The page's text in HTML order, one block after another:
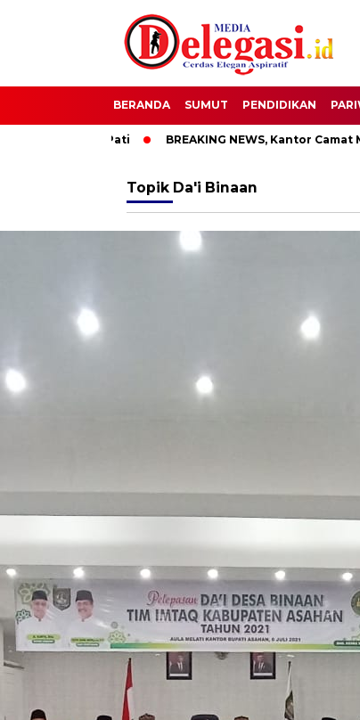
BERANDA SUMUT PENDIDIKAN
BREAKING NEWS, Kantor Camat
Topik Da'i Binaan